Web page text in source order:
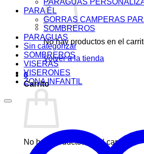
No hay productos en el
Volver a la tienda
0
Carrito
No hay productos en el carrito.
PARAGUAS
PARA ÉL
GORRAS CAMPERAS
SOMBREROS
PARAGUAS
Sin categorizar
SOMBREROS
VISERAS
VISERONES
ZONA INFANTIL